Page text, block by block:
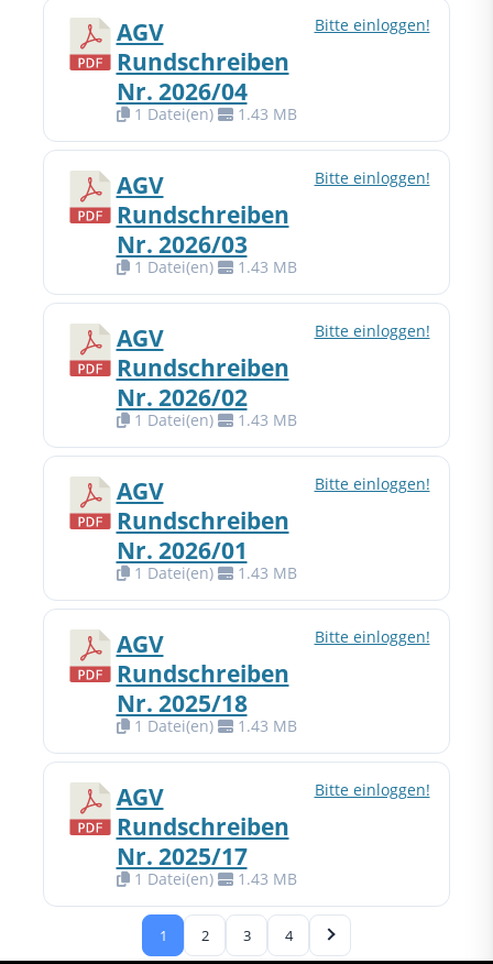
AGV
Rundschreiben
Nr. 2026/04
1 Datei(en) 1.43 MB
Bitte einloggen!
AGV
Rundschreiben
Nr. 2026/03
1 Datei(en) 1.43 MB
Bitte einloggen!
AGV
Rundschreiben
Nr. 2026/02
1 Datei(en) 1.43 MB
Bitte einloggen!
AGV
Rundschreiben
Nr. 2026/01
1 Datei(en) 1.43 MB
Bitte einloggen!
AGV
Rundschreiben
Nr. 2025/18
1 Datei(en) 1.43 MB
Bitte einloggen!
AGV
Rundschreiben
Nr. 2025/17
1 Datei(en) 1.43 MB
Bitte einloggen!
1 2 3 4